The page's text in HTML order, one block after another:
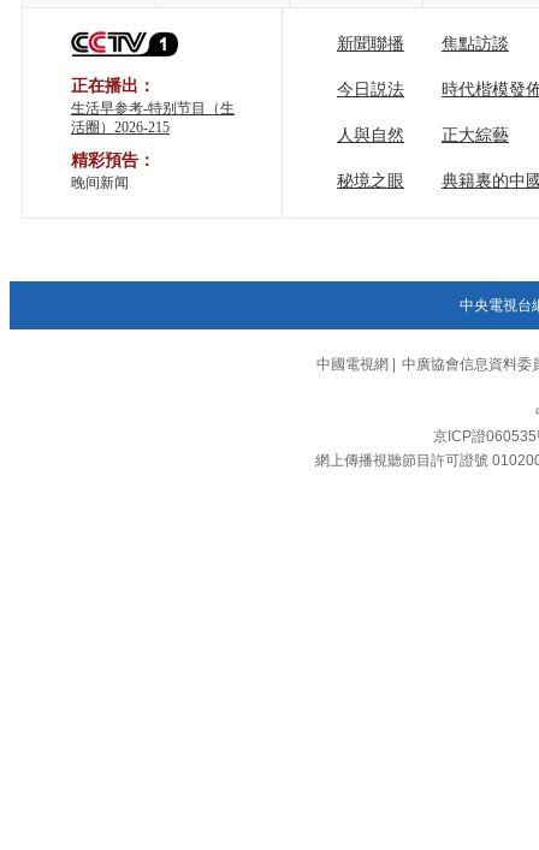
正在播出：
生活早参考-特别节目（生
活圈）2026-215
精彩預告：
晚间新闻
新聞聯播 焦點訪談
今日説法 時代楷模發
人與自然 正大綜藝
秘境之眼 典籍裏的中
中央電視台
中國電視網 中廣協會信息資料委
京ICP證060535
網上傳播視聽節目許可證號